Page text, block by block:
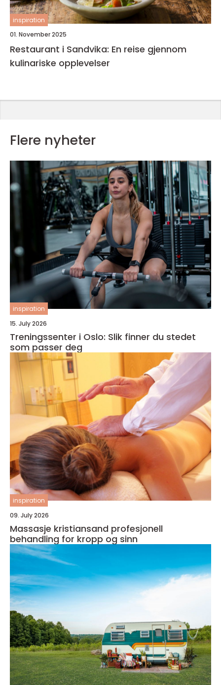
inspiration
01. November 2025
Restaurant i Sandvika: En reise gjennom
kulinariske opplevelser
Flere nyheter
inspiration
15. July 2026
Treningssenter i Oslo: Slik finner du stedet
som passer deg
inspiration
09. July 2026
Massasje kristiansand profesjonell
behandling for kropp og sinn